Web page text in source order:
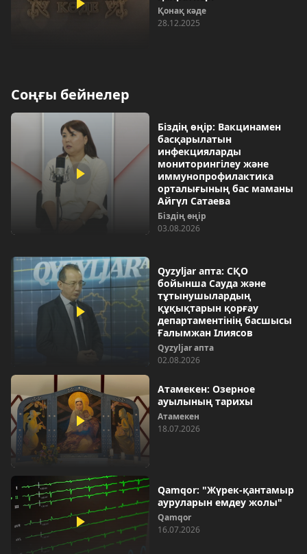
Қонақ кәде
28.12.2025
Соңғы бейнелер
Біздің өңір: Вакцинамен
басқарылатын
инфекцияларды
мониторингілеу және
иммунопрофилактика
орталығының бас маманы
Айгүл Сатаева
Біздің өңір
03.08.2026
Qyzyljar апта: СҚО
бойынша Сауда және
тұтынушылардың
құқықтарын қорғау
департаментінің басшысы
Ғалымжан Ілиясов
Qyzyljar апта
02.08.2026
Атамекен: Озерное
ауылының тарихы
Атамекен
18.07.2026
Qamqor: "Жүрек-қантамыр
ауруларын емдеу жолы"
Qamqor
16.07.2026